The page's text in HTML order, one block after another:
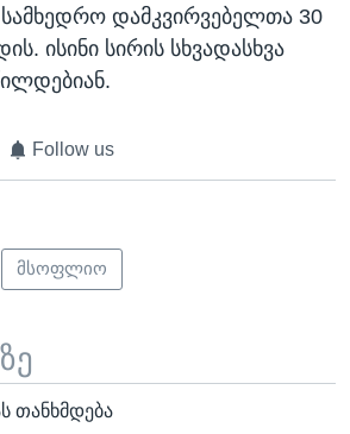
სამხედრო დამკვირვებელთა 30
ისინი სირის სხვადასხვა
Follow us
მსოფლიო
თანხმდება